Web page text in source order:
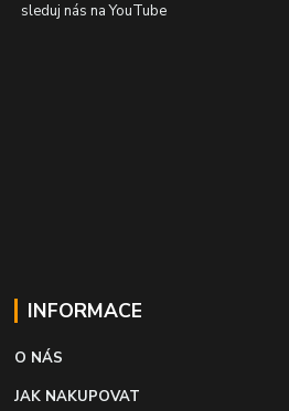
sleduj nás na YouTube
INFORMACE
O NÁS
JAK NAKUPOVAT